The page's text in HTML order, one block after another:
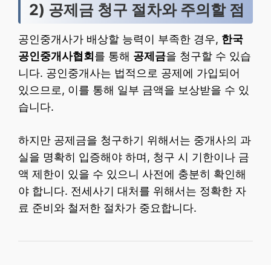
2) 공제금 청구 절차와 주의할 점
공인중개사가 배상할 능력이 부족한 경우, 한국
공인중개사협회 를 통해 공제금을 청구할 수 있습
니다. 공인중개사는 법적으로 공제에 가입되어
있으므로, 이를 통해 일부 금액을 보상받을 수 있
습니다.
하지만 공제금을 청구하기 위해서는 중개사의 과
실을 명확히 입증해야 하며, 청구 시 기한이나 금
액 제한이 있을 수 있으니 사전에 충분히 확인해
야 합니다. 전세사기 대처를 위해서는 정확한 자
료 준비와 철저한 절차가 중요합니다.